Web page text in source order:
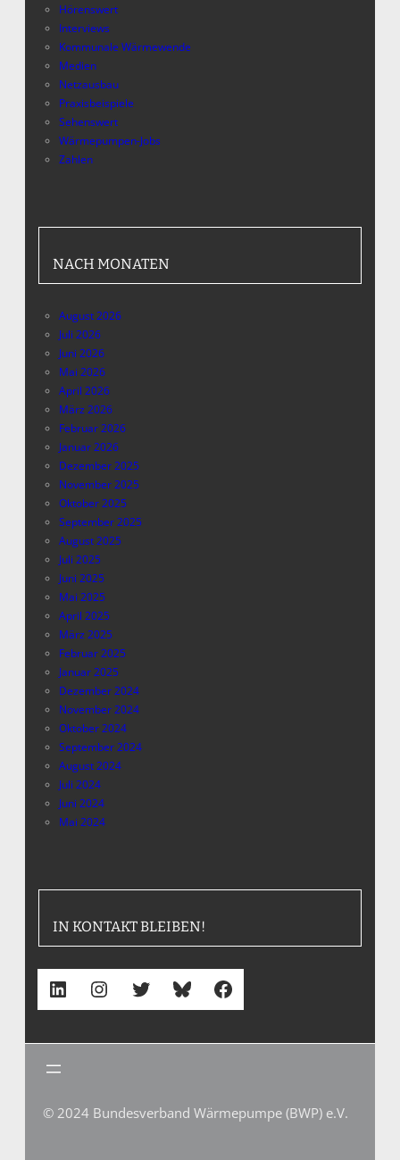
Hörenswert
Interviews
Kommunale Wärmewende
Medien
Netzausbau
Praxisbeispiele
Sehenswert
Wärmepumpen-Jobs
Zahlen
NACH MONATEN
August 2026
Juli 2026
Juni 2026
Mai 2026
April 2026
März 2026
Februar 2026
Januar 2026
Dezember 2025
November 2025
Oktober 2025
September 2025
August 2025
Juli 2025
Juni 2025
Mai 2025
April 2025
März 2025
Februar 2025
Januar 2025
Dezember 2024
November 2024
Oktober 2024
September 2024
August 2024
Juli 2024
Juni 2024
Mai 2024
IN KONTAKT BLEIBEN!
LinkedIn Instagram Twitter Bluesky Facebook
© 2024 Bundesverband Wärmepumpe (BWP) e.V.